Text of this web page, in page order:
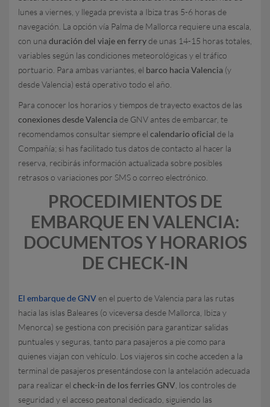
lunes a viernes, y llegada prevista a Ibiza tras 5-6 horas de
navegación. La opción vía Palma de Mallorca requiere una escala,
con una duración del viaje en ferryde unas 14-15 horas totales,
variables según las condiciones meteorológicas y el tráfico
portuario. Para ambas variantes, el barco hacia Valencia (y
desde Valencia) está operativo todo el año.
Para conocer los horarios y tiempos de trayecto exactos de las
conexiones desde Valencia de GNV antes de embarcar, te
recomendamos consultar siempre el calendario oficial de la
Compañía; si has facilitado tus datos de contacto al hacer la
reserva, recibirás información actualizada sobre posibles
retrasos o variaciones por SMS o correo electrónico.
PROCEDIMIENTOS DE
EMBARQUE EN VALENCIA:
DOCUMENTOS Y HORARIOS
DE CHECK-IN
El embarque de GNVen el puerto de Valencia para las rutas
hacia las islas Baleares (o viceversa desde Mallorca, Ibiza y
Menorca) se gestiona con precisión para garantizar salidas
puntuales y seguras, tanto para pasajeros a pie como para
quienes viajan con vehículo. Los viajeros sin coche acceden a la
terminal de pasajeros presentándose con la antelación adecuada
para realizar el check-in de los ferries GNV , los controles de
seguridad y el acceso peatonal dedicado, siguiendo las